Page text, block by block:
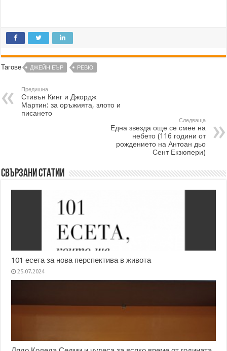
Тагове ДЖЕЙН ЕЪР РЕВЮ
Предишна
Стивън Кинг и Джордж
Мартин: за оръжията, злото и
писането
Следваща
Една звезда още се смее на
небето (116 години от
рождението на Антоан дьо
Сент Екзюпери)
Свързани статии
101 есета за нова перспектива в живота
25.07.2024